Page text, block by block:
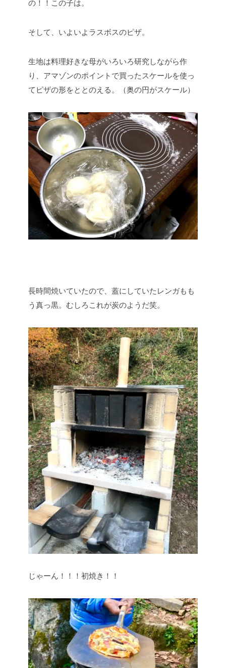
の！！この子は。
そして、いよいよラスボスのピザ。
生地は料理好きな母がいろいろ研究しながら作
り、アマゾンのポイントで買ったスケールを使っ
てピザの形をととのえる。（奥の円がスケール）
長時間焼いていたので、蓋にしていたレンガもも
う真っ黒。むしろこれが炭のようだ笑。
じゃーん！！！初焼き！！